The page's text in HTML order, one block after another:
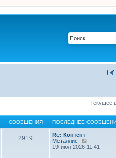
Текущее
СООБЩЕНИЯ ПОСЛЕДНЕЕ
2919
Re: Контент
Металлист
е
19-июл-2026 11:41